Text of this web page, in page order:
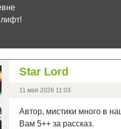
Star Lord
11 мая 2026 11:03
Автор, мистики много в
Вам 5++ за рассказ.